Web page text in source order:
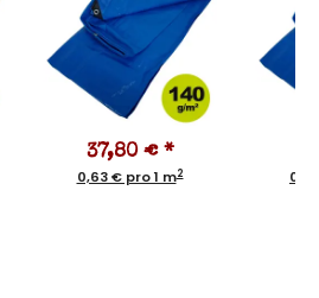
37,80 € *
0,63 € pro 1 m2